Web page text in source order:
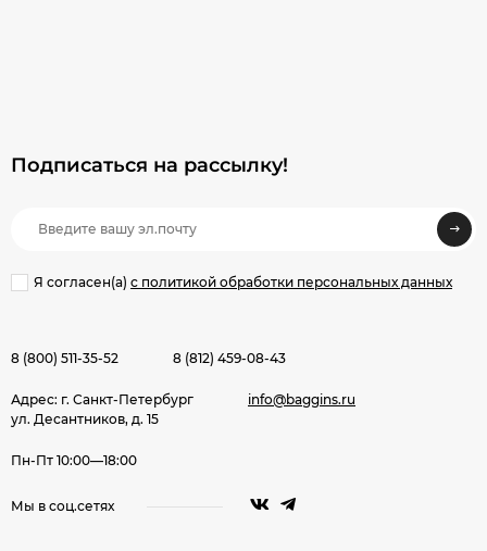
Подписаться на рассылкy!
Я согласен(a) с политикой обработки персональных данных
8 (800) 511-35-52 8 (812) 459-08-43
Адрес: г. Санкт-Петербург
ул. Десантников, д. 15
info@baggins.ru
Пн-Пт 10:00—18:00
Мы в соц.сетях